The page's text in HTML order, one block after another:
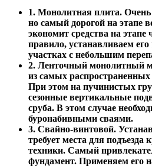
1. Монолитная плита.
но самый дорогой на этапе
экономит средства на
правило, устанавливаем
участках с небольшим
2. Ленточный монолитный
из самых распространенных
При этом на пучинистых
сезонные вертикальные
сруба. В этом случае
буронабивными сваями.
3. Свайно-винтовой.
требует места для подъезда
техники. Самый
фундамент. Применяем его